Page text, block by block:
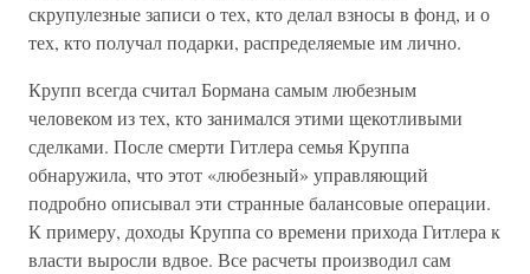
скрупулезные записи о тех, кто делал взносы в фонд, и о
тех, кто получал подарки, распределяемые им лично.
Крупп всегда считал Бормана самым любезным
человеком из тех, кто занимался этими щекотливыми
сделками. После смерти Гитлера семья Круппа
обнаружила, что этот «любезный» управляющий
подробно описывал эти странные балансовые операции.
К примеру, доходы Круппа со времени прихода Гитлера к
власти выросли вдвое. Все расчеты производил сам